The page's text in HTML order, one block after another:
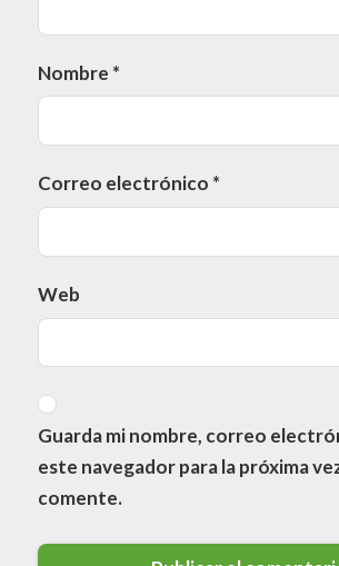
Nombre *
Correo electrónico *
Web
Guarda mi nombre, correo
este navegador para la próxima
comente.